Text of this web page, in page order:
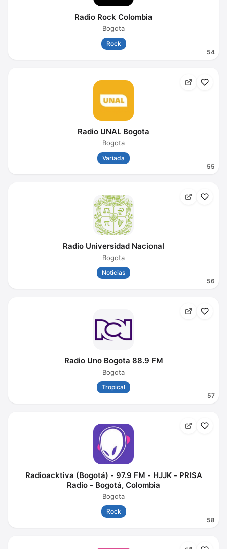
54
Radio Rock Colombia
Bogota
Rock
55
Radio UNAL Bogota
Bogota
Variada
56
Radio Universidad Nacional
Bogota
Noticias
57
Radio Uno Bogota 88.9 FM
Bogota
Tropical
58
Radioacktiva (Bogotá) - 97.9 FM - HJJK - PRISA
Radio - Bogotá, Colombia
Bogota
Rock